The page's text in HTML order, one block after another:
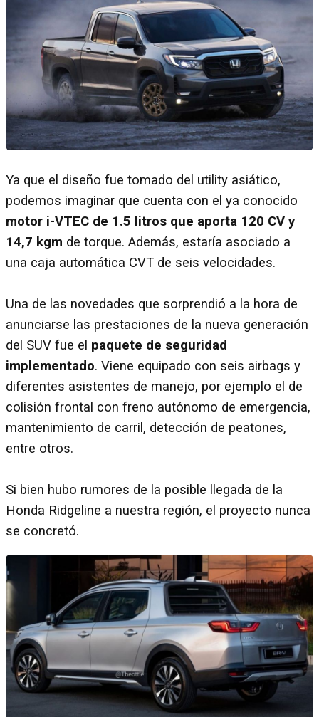
Ya que el diseño fue tomado del utility asiático,
podemos imaginar que cuenta con el ya conocido
motor i-VTEC de 1.5 litros que aporta 120 CV y
14,7 kgm de torque. Además, estaría asociado a
una caja automática CVT de seis velocidades.
Una de las novedades que sorprendió a la hora de
anunciarse las prestaciones de la nueva generación
del SUV fue el paquete de seguridad
implementado. Viene equipado con seis airbags y
diferentes asistentes de manejo, por ejemplo el de
colisión frontal con freno autónomo de emergencia,
mantenimiento de carril, detección de peatones,
entre otros.
Si bien hubo rumores de la posible llegada de la
Honda Ridgeline a nuestra región, el proyecto nunca
se concretó.